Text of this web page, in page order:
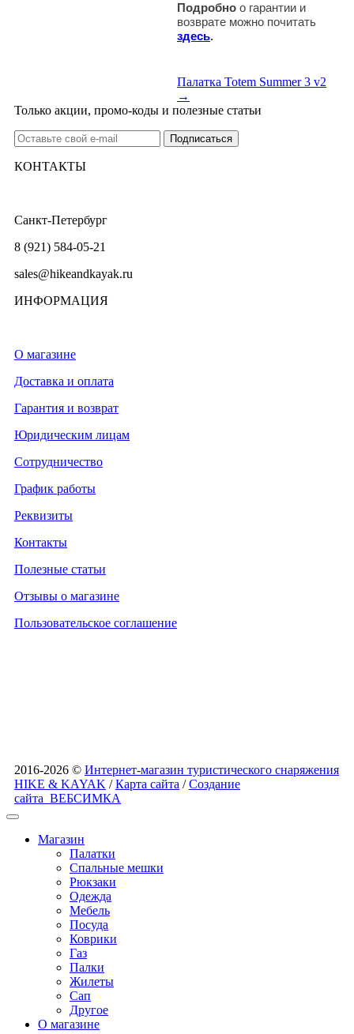
Подробно о гарантии и
возврате можно почитать
здесь.
Палатка Totem Summer 3 v2
→
Только акции, промо-коды и полезные статьи
КОНТАКТЫ
Санкт-Петербург
8 (921) 584-05-21
sales@hikeandkayak.ru
ИНФОРМАЦИЯ
О магазине
Доставка и оплата
Гарантия и возврат
Юридическим лицам
Сотрудничество
График работы
Реквизиты
Контакты
Полезные статьи
Отзывы о магазине
Пользовательское соглашение
2016-2026 © Интернет-магазин туристического снаряжения
HIKE & KAYAK /Карта сайта /Создание
сайта ВЕБСИМКА
Магазин
Палатки
Спальные мешки
Рюкзаки
Одежда
Мебель
Посуда
Коврики
Газ
Палки
Жилеты
Сап
Другое
О магазине